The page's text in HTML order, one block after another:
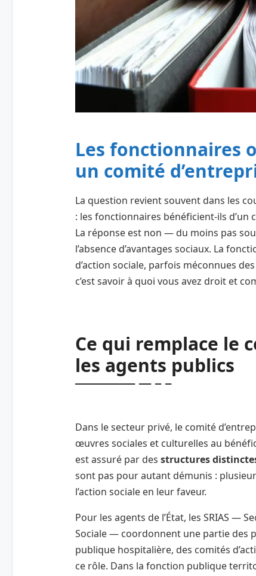
Les fonctionnaires
un comité
La question revient souvent dans les
: les fonctionnaires bénéficient-ils d’un
La réponse est non — du moins pas
l’absence d’avantages sociaux. La
d’action sociale, parfois méconnues
c’est savoir à quoi vous avez droit et
Ce qui remplace le
les agents publics
Dans le secteur privé, le comité
œuvres sociales et culturelles au
est assuré par des structures
sont pas pour autant démunis :
l’action sociale en leur faveur.
Pour les agents de l’État, les SRIAS —
Sociale — coordonnent une partie des
publique hospitalière, des comités
ce rôle. Dans la fonction publique